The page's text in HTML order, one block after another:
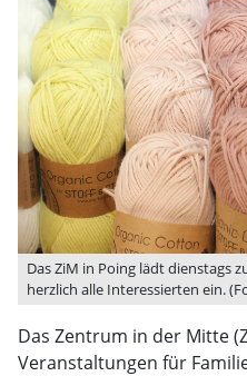
Das ZiM in Poing lädt dienstags
herzlich alle Interessierten ein.
Das Zentrum in der Mitte
Veranstaltungen für